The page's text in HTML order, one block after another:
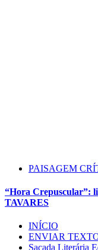
PAISAGEM
“Hora Crepuscular”:
TAVARES
INÍCIO
ENVIAR
Sacada Literária